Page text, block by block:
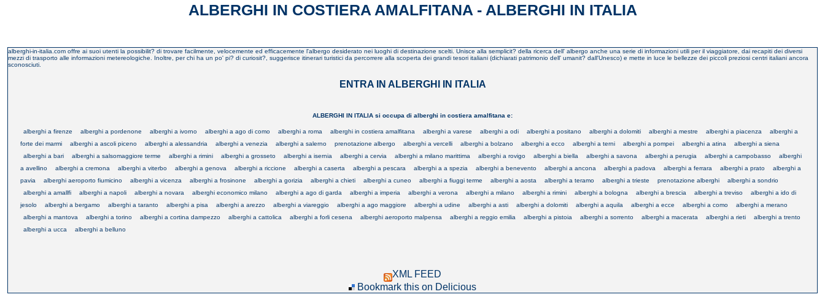
ALBERGHI IN COSTIERA AMALFITANA - ALBERGHI IN ITALIA
alberghi-in-italia.com offre ai suoi utenti la possibilit? di trovare facilmente, velocemente ed efficacemente l'albergo desiderato nei luoghi di destinazione scelti. Unisce alla semplicit? della ricerca dell' albergo anche una serie di informazioni utili per il viaggiatore, dai recapiti dei diversi
mezzi di trasporto alle informazioni metereologiche. Inoltre, per chi ha un po' pi? di curiosit?, suggerisce itinerari turistici da percorrere alla scoperta dei grandi tesori italiani (dichiarati patrimonio dell' umanit? dall'Unesco) e mette in luce le bellezze dei piccoli preziosi centri italiani ancora
sconosciuti.
ENTRA IN ALBERGHI IN ITALIA
ALBERGHI IN ITALIA si occupa di alberghi in costiera amalfitana e:
alberghi a firenze alberghi a pordenone alberghi a ivorno alberghi a ago di como alberghi a roma alberghi in costiera amalfitana alberghi a varese alberghi a odi alberghi a positano alberghi a dolomiti alberghi a mestre alberghi a piacenza
alberghi a
forte dei marmi
alberghi a ascoli piceno alberghi a alessandria alberghi a venezia alberghi a salerno prenotazione albergo alberghi a vercelli alberghi a bolzano alberghi a ecco alberghi a terni alberghi a pompei alberghi a atina
alberghi a siena
alberghi a bari
alberghi a salsomaggiore terme alberghi a rimini alberghi a grosseto alberghi a isernia alberghi a cervia alberghi a milano marittima alberghi a rovigo alberghi a biella alberghi a savona alberghi a perugia alberghi a campobasso
alberghi
a avellino
alberghi a cremona alberghi a viterbo alberghi a genova alberghi a riccione alberghi a caserta alberghi a pescara alberghi a a spezia alberghi a benevento alberghi a ancona alberghi a padova alberghi a ferrara alberghi a prato
alberghi a
pavia
alberghi aeroporto fiumicino alberghi a vicenza alberghi a frosinone alberghi a gorizia alberghi a chieti alberghi a cuneo alberghi a fiuggi terme alberghi a aosta alberghi a teramo alberghi a trieste prenotazione alberghi
alberghi a sondrio
alberghi a amallfi
alberghi a napoli alberghi a novara alberghi economico milano alberghi a ago di garda alberghi a imperia alberghi a verona alberghi a milano alberghi a rimini alberghi a bologna alberghi a brescia alberghi a treviso
alberghi a ido di
jesolo
alberghi a bergamo alberghi a taranto alberghi a pisa alberghi a arezzo alberghi a viareggio alberghi a ago maggiore alberghi a udine alberghi a asti alberghi a dolomiti alberghi a aquila alberghi a ecce alberghi a como
alberghi a merano
alberghi a mantova
alberghi a torino alberghi a cortina dampezzo alberghi a cattolica alberghi a forli cesena alberghi aeroporto malpensa alberghi a reggio emilia alberghi a pistoia alberghi a sorrento alberghi a macerata alberghi a rieti
alberghi a trento
alberghi a ucca
alberghi a belluno
XML FEED
Bookmark this on Delicious